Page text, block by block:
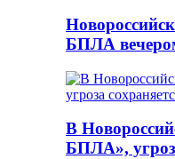
БПЛА
В
БПЛА»,